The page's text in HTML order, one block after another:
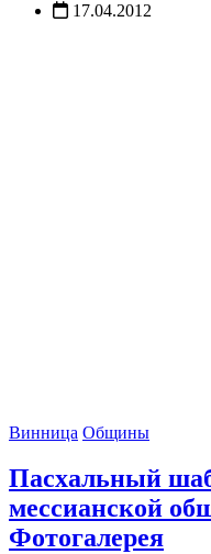
17.04.2012
Винница Общины
Пасхальный
мессианской
Фотогалерея